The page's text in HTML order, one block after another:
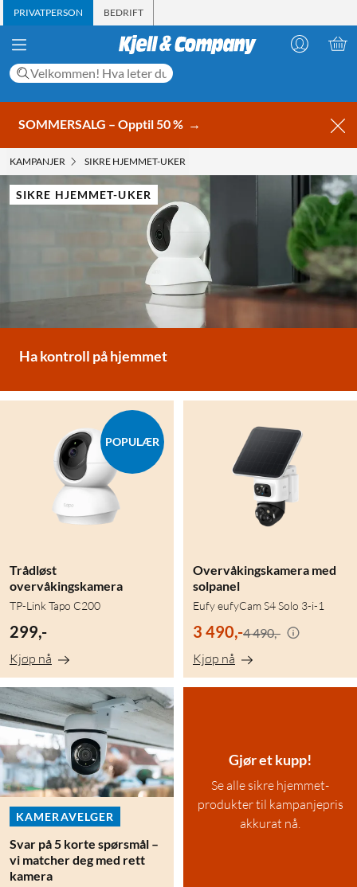
PRIVATPERSON BEDRIFT
SOMMERSALG – Opptil 50 % →
KAMPANJER SIKRE HJEMMET-UKER
Ha kontroll på hjemmet
SIKRE HJEMMET-UKER
POPULÆR
Trådløst
overvåkingskamera
TP-Link Tapo C200
299,-
Kjøp nå
Overvåkingskamera med
solpanel
Eufy eufyCam S4 Solo 3-i-1
3 490,-4 490,-
Kjøp nå
KAMERAVELGER
Svar på 5 korte spørsmål –
vi matcher deg med rett
kamera
Gjør et kupp!
Se alle sikre hjemmet-
produkter til kampanjepris
akkurat nå.